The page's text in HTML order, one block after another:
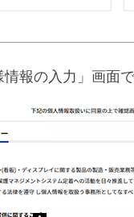
報の入力」画面